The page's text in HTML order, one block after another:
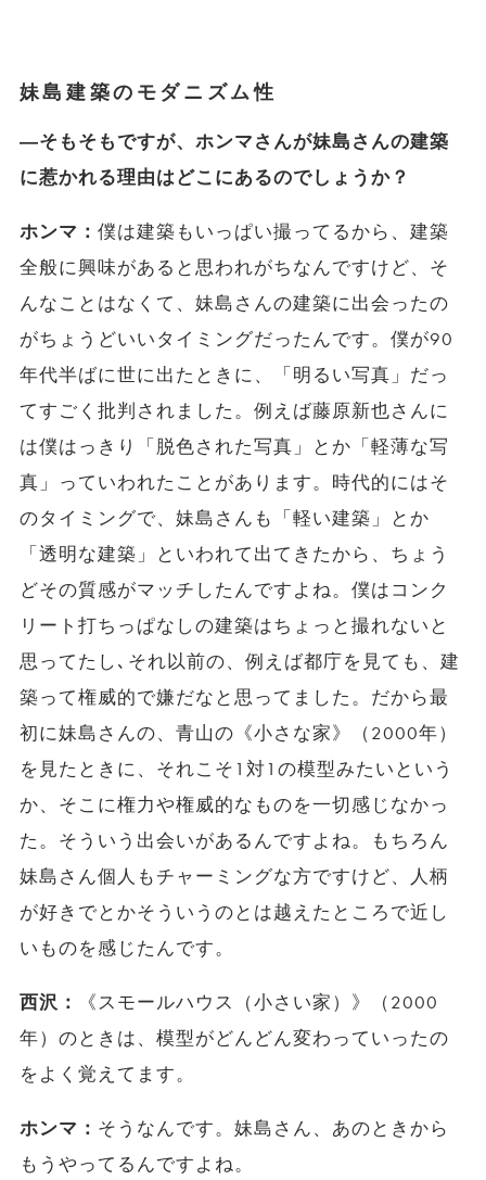
妹島建築のモダニズム性
―そもそもですが、ホンマさんが妹島さんの建築
に惹かれる理由はどこにあるのでしょうか？
ホンマ： 僕は建築もいっぱい撮ってるから、建築
全般に興味があると思われがちなんですけど、そ
んなことはなくて、妹島さんの建築に出会ったの
がちょうどいいタイミングだったんです。僕が90
年代半ばに世に出たときに、「明るい写真」だっ
てすごく批判されました。例えば藤原新也さんに
は僕はっきり「脱色された写真」とか「軽薄な写
真」っていわれたことがあります。時代的にはそ
のタイミングで、妹島さんも「軽い建築」とか
「透明な建築」といわれて出てきたから、ちょう
どその質感がマッチしたんですよね。僕はコンク
リート打ちっぱなしの建築はちょっと撮れないと
思ってたし､それ以前の、例えば都庁を見ても、建
築って権威的で嫌だなと思ってました。だから最
初に妹島さんの、青山の《小さな家》（2000年）
を見たときに、それこそ1対1の模型みたいという
か、そこに権力や権威的なものを一切感じなかっ
た。そういう出会いがあるんですよね。もちろん
妹島さん個人もチャーミングな方ですけど、人柄
が好きでとかそういうのとは越えたところで近し
いものを感じたんです。
西沢：
《スモールハウス（小さい家）》（2000
年）のときは、模型がどんどん変わっていったの
をよく覚えてます。
ホンマ： そうなんです。妹島さん、あのときから
もうやってるんですよね。